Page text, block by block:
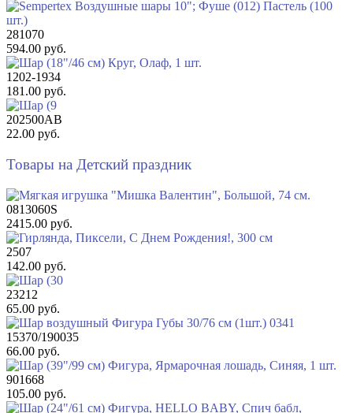
281070
594.00 руб.
1202-1934
181.00 руб.
202500AB
22.00 руб.
Товары на Детский праздник
0813060S
2415.00 руб.
2507
142.00 руб.
23212
65.00 руб.
15370/190035
66.00 руб.
901668
105.00 руб.